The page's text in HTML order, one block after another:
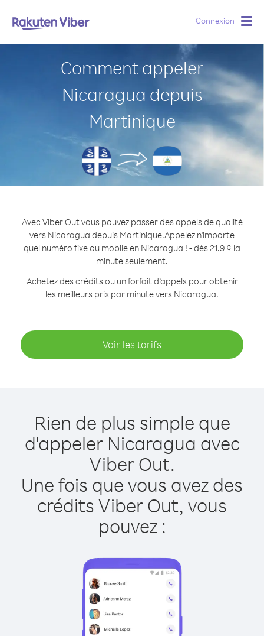
Connexion
Comment appeler
Nicaragua depuis
Martinique
Avec Viber Out vous pouvez passer des appels de qualité
vers Nicaragua depuis Martinique.Appelez n'importe
quel numéro fixe ou mobile en Nicaragua ! - dès 21.9 ¢ la
minute seulement.
Achetez des crédits ou un forfait d’appels pour obtenir
les meilleurs prix par minute vers Nicaragua.
Voir les tarifs
Rien de plus simple que
d'appeler Nicaragua avec
Viber Out.
Une fois que vous avez des
crédits Viber Out, vous
pouvez :